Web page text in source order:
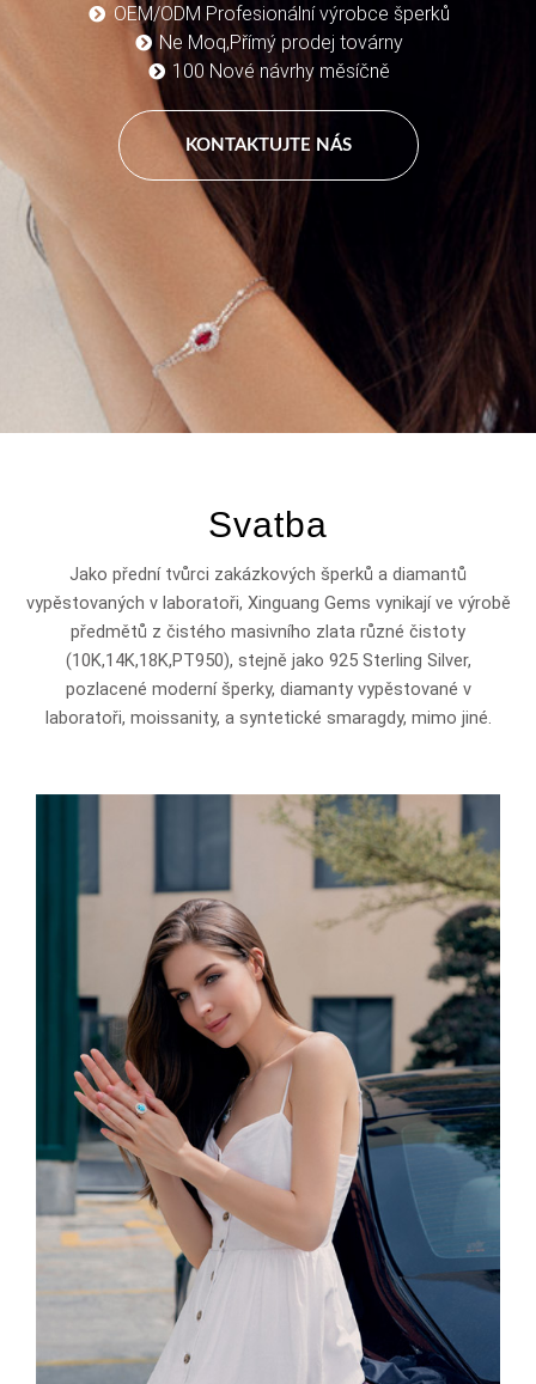
OEM/ODM Profesionální výrobce šperků
Ne Moq,Přímý prodej továrny
100 Nové návrhy měsíčně
KONTAKTUJTE NÁS
Svatba
Jako přední tvůrci zakázkových šperků a diamantů
vypěstovaných v laboratoři, Xinguang Gems vynikají ve výrobě
předmětů z čistého masivního zlata různé čistoty
(10K,14K,18K,PT950), stejně jako 925 Sterling Silver,
pozlacené moderní šperky, diamanty vypěstované v
laboratoři, moissanity, a syntetické smaragdy, mimo jiné.